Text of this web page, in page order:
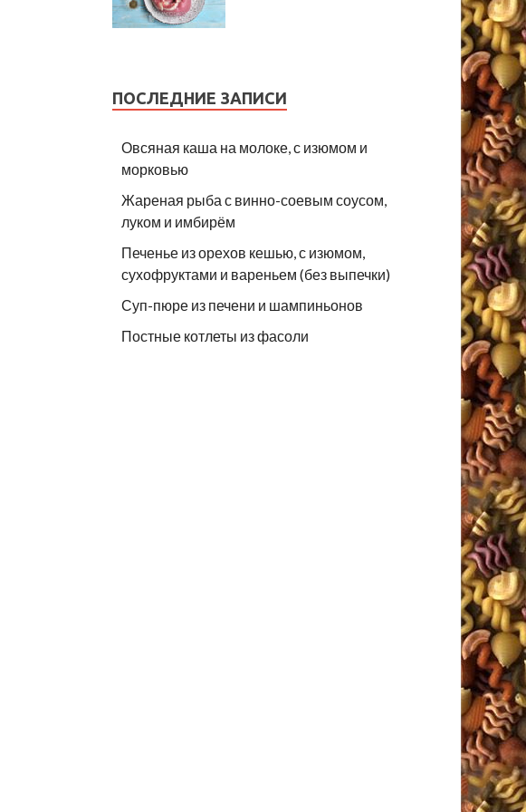
ПОСЛЕДНИЕ ЗАПИСИ
Овсяная каша на молоке, с изюмом и
морковью
Жареная рыба с винно-соевым соусом,
луком и имбирём
Печенье из орехов кешью, с изюмом,
сухофруктами и вареньем (без выпечки)
Суп-пюре из печени и шампиньонов
Постные котлеты из фасоли